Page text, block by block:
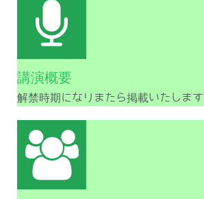
講演概要
解禁時期になりまたら掲載いたします